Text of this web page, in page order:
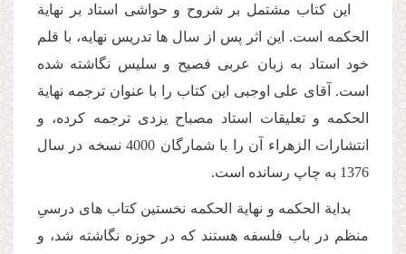
این كتاب مشتمل بر شروح و حواشى استاد بر نهایة
الحكمه است. این اثر پس از سال ها تدریس نهایه، با قلم
خود استاد به زبان عربى فصیح و سلیس نگاشته شده
است. آقاى على اوجبى این كتاب را با عنوان ترجمه نهایة
الحكمه و تعلیقات استاد مصباح یزدى ترجمه كرده، و
انتشارات الزهراء آن را با شمارگان 4000 نسخه در سال
1376 به چاپ رسانده است.
بدایة الحكمه و نهایة الحكمه نخستین كتاب هاى درسىِ
منظم در باب فلسفه هستند كه در حوزه نگاشته شد، و